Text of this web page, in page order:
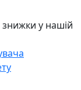
знижки у нашій